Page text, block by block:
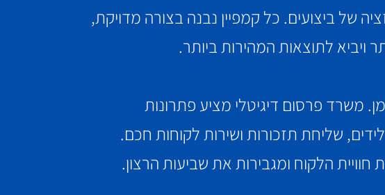
של ביצועים. כל קמפיין נבנה בצורה מדויקת,
ויביא לתוצאות המהירות ביותר.
משרד פרסום דיגיטלי מציע פתרונות
שליחת תזכורות ושירות לקוחות חכם.
הלקוח ומגבירות את שביעות הרצון.